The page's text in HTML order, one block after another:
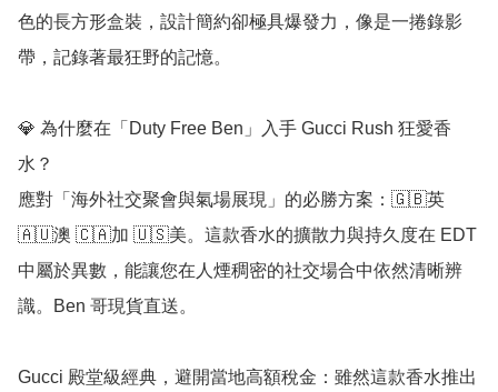
色的長方形盒裝，設計簡約卻極具爆發力，像是一捲錄影
帶，記錄著最狂野的記憶。
💎 為什麼在「Duty Free Ben」入手 Gucci Rush 狂愛香
水？
應對「海外社交聚會與氣場展現」的必勝方案：🇬🇧英
🇦🇺澳 🇨🇦加 🇺🇸美。這款香水的擴散力與持久度在 EDT
中屬於異數，能讓您在人煙稠密的社交場合中依然清晰辨
識。Ben 哥現貨直送。
Gucci 殿堂級經典，避開當地高額稅金：雖然這款香水推出